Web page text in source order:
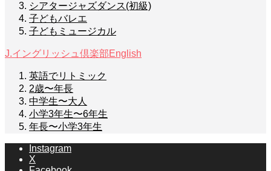
シアタージャズダンス(初級)
子どもバレエ
子どもミュージカル
J.イングリッシュ倶楽部English
英語でリトミック
2歳〜年長
中学生〜大人
小学3年生〜6年生
年長〜小学3年生
Instagram
X